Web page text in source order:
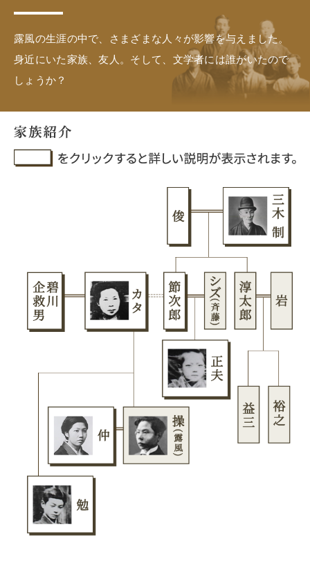
露風の生涯の中で、さまざまな人々が影響を与えました。
身近にいた家族、友人。そして、文学者には誰がいたので
しょうか？